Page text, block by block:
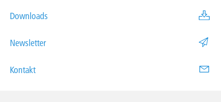
Downloads
Newsletter
Kontakt